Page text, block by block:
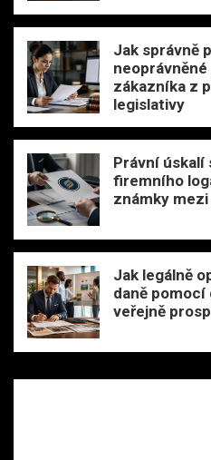
Jak správně
zákazníka z
legislativy
Právní úskalí
firemního
známky
Jak legálně
daně
veřejně